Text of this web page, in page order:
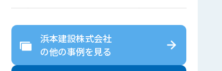
浜本建設株式会社
の他の事例を見る